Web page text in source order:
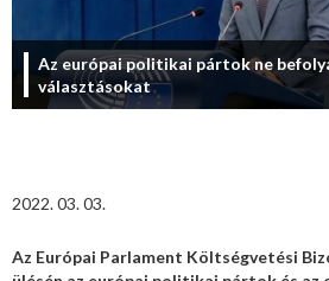
Az európai politikai pártok ne
választásokat
2022. 03. 03.
Az Európai Parlament Költségvetési